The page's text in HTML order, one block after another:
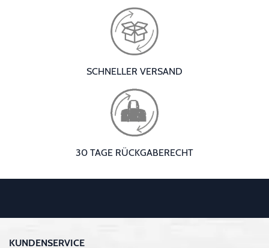
SCHNELLER VERSAND
30 TAGE RÜCKGABERECHT
KUNDENSERVICE